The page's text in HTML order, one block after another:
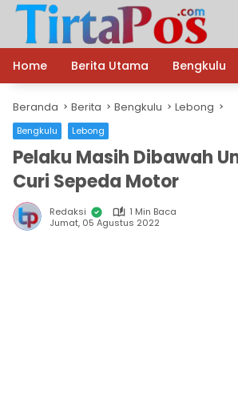
Langsung
konten
Home
Berita Utama Bengkulu
Beranda Berita Bengkulu Lebong
Bengkulu Lebong
Pelaku Masih Dibawah
Curi Sepeda Motor
Redaksi
1 Min Baca
Jumat, 05 Agustus 2022